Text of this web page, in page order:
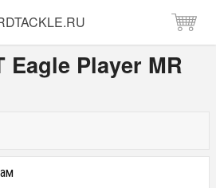
Eagle Player MR